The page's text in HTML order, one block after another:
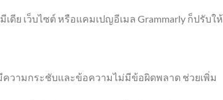
ดีย เว็บไซต์ หรือแคมเปญอีเมล Grammarly ก็ปรับให้
ความกระชับและข้อความไม่มีข้อผิดพลาด ช่วยเพิ่ม